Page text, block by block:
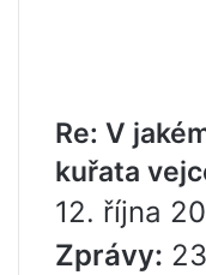
Re: V
kuřata
12. října
Zprávy: